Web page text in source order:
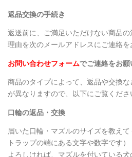
返品交換の手続き
返送前に、ご満足いただけない商品
理由を次のメールアドレスにご連絡を
お問い合わせフォームでご連絡をお願
商品のタイプによって、返品や交換
が異なりますので、以下にご覧くださ
口輪の返品・交換
届いた口輪・マズルのサイズを教え
トラップの端にある文字や数字です）
よろしければ、マズルを付いている犬